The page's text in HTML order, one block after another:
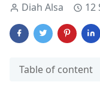
Diah Alsa 12
Table of content